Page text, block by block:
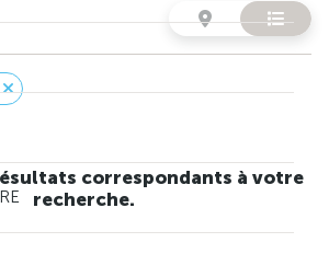
correspondants à votre
recherche.